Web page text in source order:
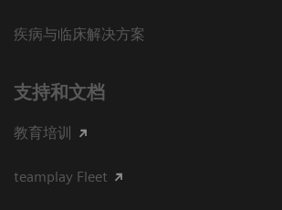
疾病与临床解决方案
支持和文档
教育培训
teamplay Fleet